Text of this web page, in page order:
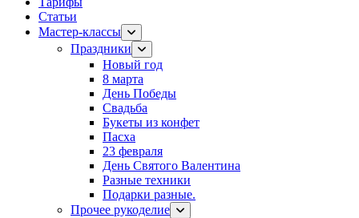
Статьи
Мастер-классы
Праздники
Новый год
8 марта
День Победы
Свадьба
Букеты из конфет
Пасха
23 февраля
День Святого Валентина
Разные техники
Подарки разные.
Прочее рукоделие